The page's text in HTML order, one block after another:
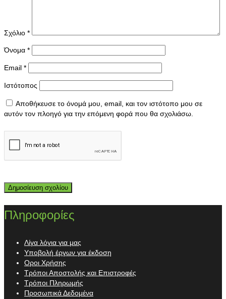
Σχόλιο *
Όνομα *
Email *
Ιστότοπος
Αποθήκευσε το όνομά μου, email, και τον ιστότοπο μου σε
αυτόν τον πλοηγό για την επόμενη φορά που θα σχολιάσω.
Πληροφορίες
Λίγα λόγια για μας
Υποβολή έργων για έκδοση
Οροι Χρήσης
Τρόποι Αποστολής και Επιστροφές
Τρόποι Πληρωμής
Προσωπικά Δεδομένα